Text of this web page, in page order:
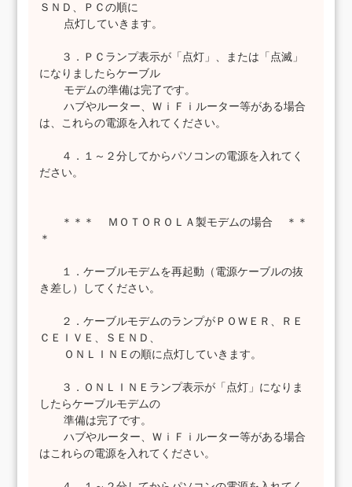
ＳＮＤ、ＰＣの順に
点灯していきます。
３．ＰＣランプ表示が「点灯」、または「点滅」
になりましたらケーブル
モデムの準備は完了です。
ハブやルーター、ＷｉＦｉルーター等がある場合
は、これらの電源を入れてください。
４．１～２分してからパソコンの電源を入れてく
ださい。
＊＊＊ ＭＯＴＯＲＯＬＡ製モデムの場合 ＊＊
＊
１．ケーブルモデムを再起動（電源ケーブルの抜
き差し）してください。
２．ケーブルモデムのランプがＰＯＷＥＲ、ＲＥ
ＣＥＩＶＥ、ＳＥＮＤ、
ＯＮＬＩＮＥの順に点灯していきます。
３．ＯＮＬＩＮＥランプ表示が「点灯」になりま
したらケーブルモデムの
準備は完了です。
ハブやルーター、ＷｉＦｉルーター等がある場合
はこれらの電源を入れてください。